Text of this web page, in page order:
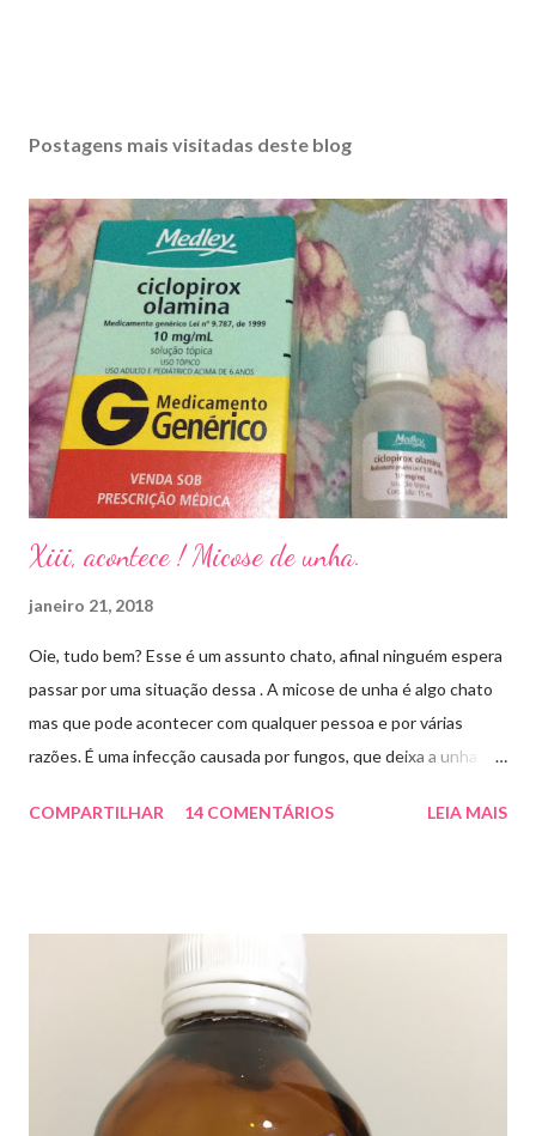
Postagens mais visitadas deste blog
Xiii, acontece ! Micose de unha.
janeiro 21, 2018
Oie, tudo bem? Esse é um assunto chato, afinal ninguém espera
passar por uma situação dessa . A micose de unha é algo chato
mas que pode acontecer com qualquer pessoa e por várias
razões. É uma infecção causada por fungos, que deixa a unha
descolar da pele. As causas mais comuns dessas micoses é por
micose de unha é feito com esmaltes antifúngicos ou remédios
orais ,ou para aplicação local receitados pelo dermatologista. O
tempo para tratamento pode variar de 06 meses a um ano. Para
quem prefere tratamentos caseiros , pode aplicar óleo de cravo
duas vezes ao dia. Eu já passei por isso, pelo uso de muito
sapato fechado e apertado . E utilizei o Ciclopirox olamina que é
COMPARTILHAR 14 COMENTÁRIOS LEIA MAIS